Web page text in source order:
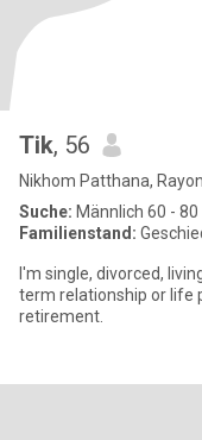
Tik, 56
Nikhom Patthana,
Suche: Männlich 60 - 80
Familienstand:
I'm single, divorced,
term relationship or life
retirement.